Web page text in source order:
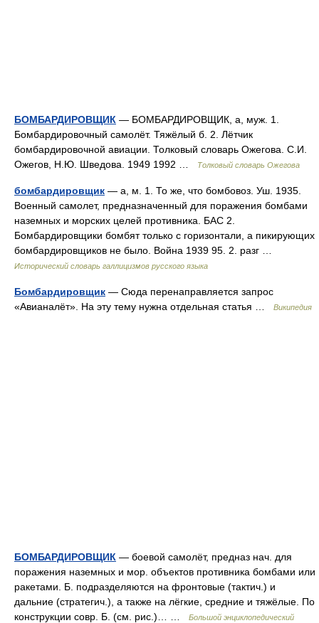
БОМБАРДИРОВЩИК — БОМБАРДИРОВЩИК, а, муж. 1.
Бомбардировочный самолёт. Тяжёлый б. 2. Лётчик
бомбардировочной авиации. Толковый словарь Ожегова. С.И.
Ожегов, Н.Ю. Шведова. 1949 1992 …
Толковый словарь Ожегова
бомбардировщик — а, м. 1. То же, что бомбовоз. Уш. 1935.
Военный самолет, предназначенный для поражения бомбами
наземных и морских целей противника. БАС 2.
Бомбардировщики бомбят только с горизонтали, а пикирующих
бомбардировщиков не было. Война 1939 95. 2. разг …
Исторический словарь галлицизмов русского языка
Бомбардировщик — Сюда перенаправляется запрос
«Авианалёт». На эту тему нужна отдельная статья …
Википедия
БОМБАРДИРОВЩИК — боевой самолёт, предназ нач. для
поражения наземных и мор. объектов противника бомбами или
ракетами. Б. подразделяются на фронтовые (тактич.) и
дальние (стратегич.), а также на лёгкие, средние и тяжёлые. По
конструкции совр. Б. (см. рис.)… …
Большой энциклопедический